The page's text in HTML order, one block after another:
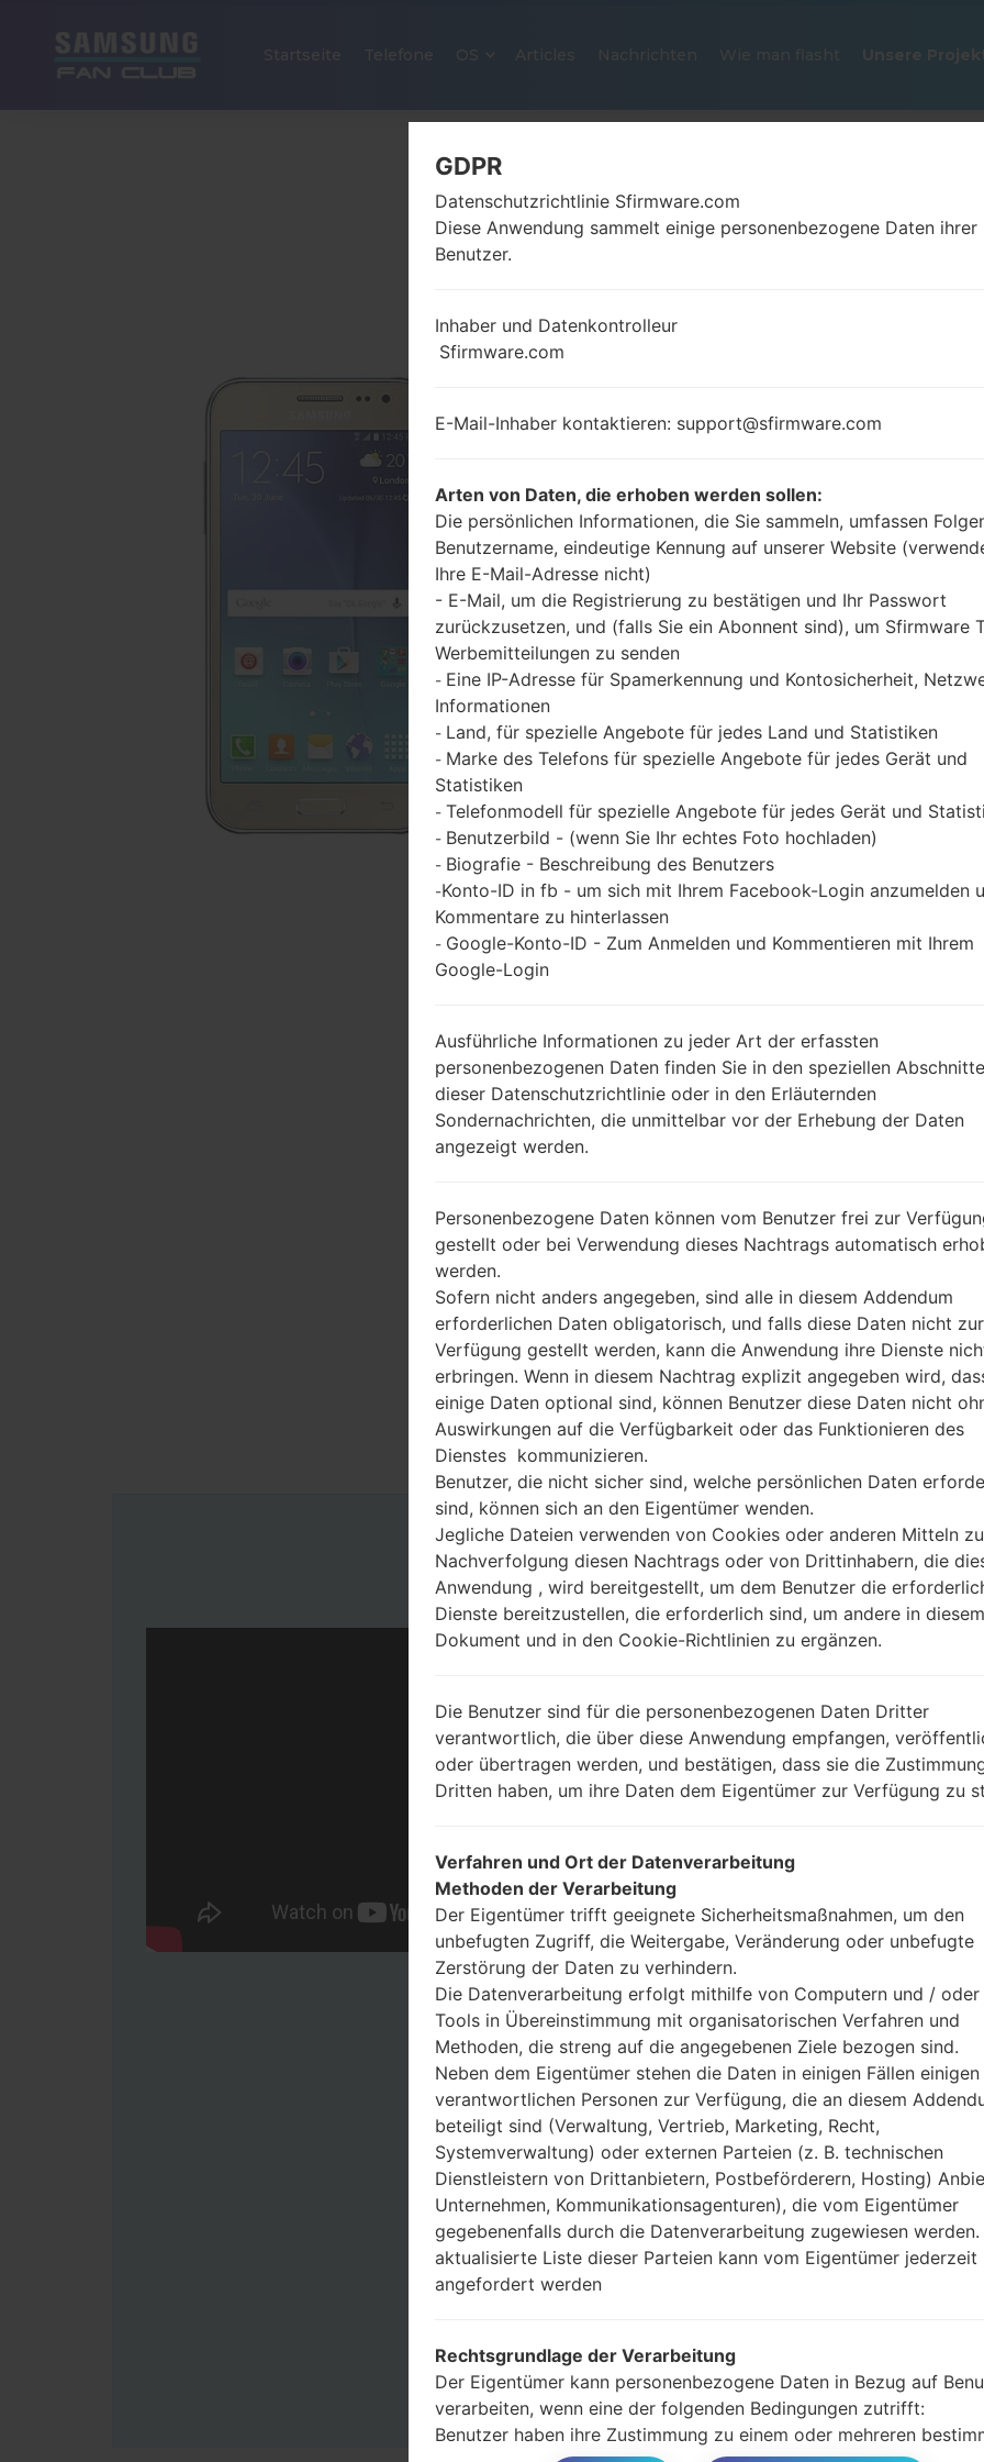
Nachrichten Wie man flasht Unsere
OFFIZIELLER FIRMWARE
Startseite → Galaxy J2 → SamsungSM-J200GU
Laden Sie das neueste Firmware-Update für
jedoch nicht zu überprüfen, ob die
SM-J200GU entspricht. Der Firmware-Code
PDA-Version J200GUDXU3AQL1 und CSC-
J200GUDXU3AQJ1 geliefert. Die
Android Lollipop 5.1.1. Detalierte Anleitung, wie
Geräten geflascht wird,gibt es hier
DATEINAME
SM-J200GU_1_2018020609481
4_ttkc2p18tq_fac
DATEIGRÖSSE 1.03 GiB
OS
CSC AUSFÜHRUNG
BESCHREIBUNG
Cellcard, Smart, qb, Metfone, B
eeline KH
1.ÜBERPRÜFEN SIE AUF RECAPTCHA
Anleitung
Laden Sie auf Ihren
Sie brauchen
(wählen Sie 5
AP: „System &
CP: „Modem &
Fügen Sie dem
Wenn Sie das
CSC_***, in einem
Ihre Daten zu
Jetzt schalten Sie
Modus. Alle
Halten Sie die
gedrückt.
Halten Sie Lauter-
Sie das Telefon mit
Halten Sie die
Schließen Sie das
und Bixbi-Tasten
Halten Sie die
Dann schließen Sie
Zum Schluss klicken
gestartet und von PC
GDPR
Datenschutzrichtlinie Sfirmware.com
Diese Anwendung sammelt einige personenbezogene Daten ihrer
Benutzer.
Inhaber und Datenkontrolleur
Sfirmware.com
E-Mail-Inhaber kontaktieren: support@sfirmware.com
Arten von Daten, die erhoben werden sollen:
Die persönlichen Informationen, die Sie sammeln, umfassen
Benutzername, eindeutige Kennung auf unserer Website
Ihre E-Mail-Adresse nicht)
- E-Mail, um die Registrierung zu bestätigen und Ihr Passwort
zurückzusetzen, und (falls Sie ein Abonnent sind), um Sfirmware
Werbemitteilungen zu senden
- Eine IP-Adresse für Spamerkennung und Kontosicherheit,
Informationen
- Land, für spezielle Angebote für jedes Land und Statistiken
- Marke des Telefons für spezielle Angebote für jedes Gerät und
Statistiken
- Telefonmodell für spezielle Angebote für jedes Gerät und
- Benutzerbild - (wenn Sie Ihr echtes Foto hochladen)
- Biografie - Beschreibung des Benutzers
-Konto-ID in fb - um sich mit Ihrem Facebook-Login anzumelden
Kommentare zu hinterlassen
- Google-Konto-ID - Zum Anmelden und Kommentieren mit Ihrem
Google-Login
Ausführliche Informationen zu jeder Art der erfassten
personenbezogenen Daten finden Sie in den speziellen
dieser Datenschutzrichtlinie oder in den Erläuternden
Sondernachrichten, die unmittelbar vor der Erhebung der Daten
angezeigt werden.
Personenbezogene Daten können vom Benutzer frei zur
gestellt oder bei Verwendung dieses Nachtrags automatisch
werden.
Sofern nicht anders angegeben, sind alle in diesem Addendum
erforderlichen Daten obligatorisch, und falls diese Daten nicht zur
Verfügung gestellt werden, kann die Anwendung ihre Dienste
erbringen. Wenn in diesem Nachtrag explizit angegeben wird,
einige Daten optional sind, können Benutzer diese Daten nicht
Auswirkungen auf die Verfügbarkeit oder das Funktionieren des
Dienstes kommunizieren.
Benutzer, die nicht sicher sind, welche persönlichen Daten
sind, können sich an den Eigentümer wenden.
Jegliche Dateien verwenden von Cookies oder anderen Mitteln
Nachverfolgung diesen Nachtrags oder von Drittinhabern, die
Anwendung , wird bereitgestellt, um dem Benutzer die
Dienste bereitzustellen, die erforderlich sind, um andere in diesem
Dokument und in den Cookie-Richtlinien zu ergänzen.
Die Benutzer sind für die personenbezogenen Daten Dritter
verantwortlich, die über diese Anwendung empfangen,
oder übertragen werden, und bestätigen, dass sie die
Dritten haben, um ihre Daten dem Eigentümer zur Verfügung zu
Verfahren und Ort der Datenverarbeitung
Methoden der Verarbeitung
Der Eigentümer trifft geeignete Sicherheitsmaßnahmen, um den
unbefugten Zugriff, die Weitergabe, Veränderung oder unbefugte
Zerstörung der Daten zu verhindern.
Die Datenverarbeitung erfolgt mithilfe von Computern und / oder
Tools in Übereinstimmung mit organisatorischen Verfahren und
Methoden, die streng auf die angegebenen Ziele bezogen sind.
Neben dem Eigentümer stehen die Daten in einigen Fällen einigen
verantwortlichen Personen zur Verfügung, die an diesem
beteiligt sind (Verwaltung, Vertrieb, Marketing, Recht,
Systemverwaltung) oder externen Parteien (z. B. technischen
Dienstleistern von Drittanbietern, Postbeförderern, Hosting)
Unternehmen, Kommunikationsagenturen), die vom Eigentümer
gegebenenfalls durch die Datenverarbeitung zugewiesen werden.
aktualisierte Liste dieser Parteien kann vom Eigentümer jederzeit
angefordert werden
Rechtsgrundlage der Verarbeitung
Der Eigentümer kann personenbezogene Daten in Bezug auf
verarbeiten, wenn eine der folgenden Bedingungen zutrifft:
Benutzer haben ihre Zustimmung zu einem oder mehreren